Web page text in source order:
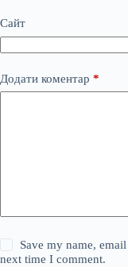
Сайт
Додати коментар *
Save my name,
next time I comment.